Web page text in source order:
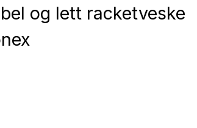
og lett racketveske